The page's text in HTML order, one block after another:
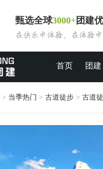
甄选全球3000+团建
首页 团建
> 当季热门 > 古道徒步> 古道